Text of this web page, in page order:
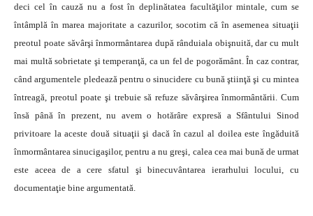
deci cel în cauză nu a fost în deplinătatea facultăţilor mintale, cum se
întâmplă în marea majoritate a cazurilor, socotim că în asemenea situaţii
preotul poate săvârşi înmormântarea după rânduiala obişnuită, dar cu mult
mai multă sobrietate şi temperanţă, ca un fel de pogorământ. În caz contrar,
când argumentele pledează pentru o sinucidere cu bună ştiinţă şi cu mintea
întreagă, preotul poate şi trebuie să refuze săvârşirea înmormântării. Cum
însă până în prezent, nu avem o hotărâre expresă a Sfântului Sinod
privitoare la aceste două situaţii şi dacă în cazul al doilea este îngăduită
înmormântarea sinucigaşilor, pentru a nu greşi, calea cea mai bună de urmat
este aceea de a cere sfatul şi binecuvântarea ierarhului locului, cu
documentaţie bine argumentată.